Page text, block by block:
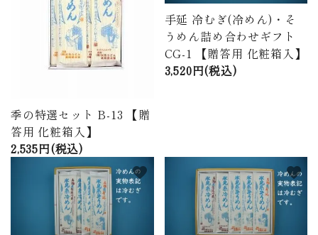
季の特選セット B-13 【贈
答用 化粧箱入】
2,535円(税込)
手延 冷むぎ(冷めん)・そ
うめん詰め合わせギフト
CG-1 【贈答用 化粧箱入】
3,520円(税込)
favorite favorite